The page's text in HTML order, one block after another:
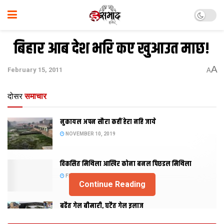
बिहार आब देश भरि कए खुआउत माछ!
February 15, 2011 AA
दोसर समाचार
नुकायल अपन सौरा कहीं हेरा नहि जाये
NOVEMBER 10, 2019
विकसित मिथिला आखिर कोना बनल पिछडल मिथिला
FEBRUARY 23, 2019
बढैत गेल बीमारी, घटैत गेल इलाज
Continue Reading